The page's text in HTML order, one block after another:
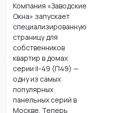
Компания «Заводские
Окна» запускает
специализированную
страницу для
собственников
квартир в домах
серии II-49 (П49) —
одну из самых
популярных
панельных серий в
Москве. Теперь